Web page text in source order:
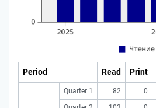
Period Read Print
Quarter 1 82 0